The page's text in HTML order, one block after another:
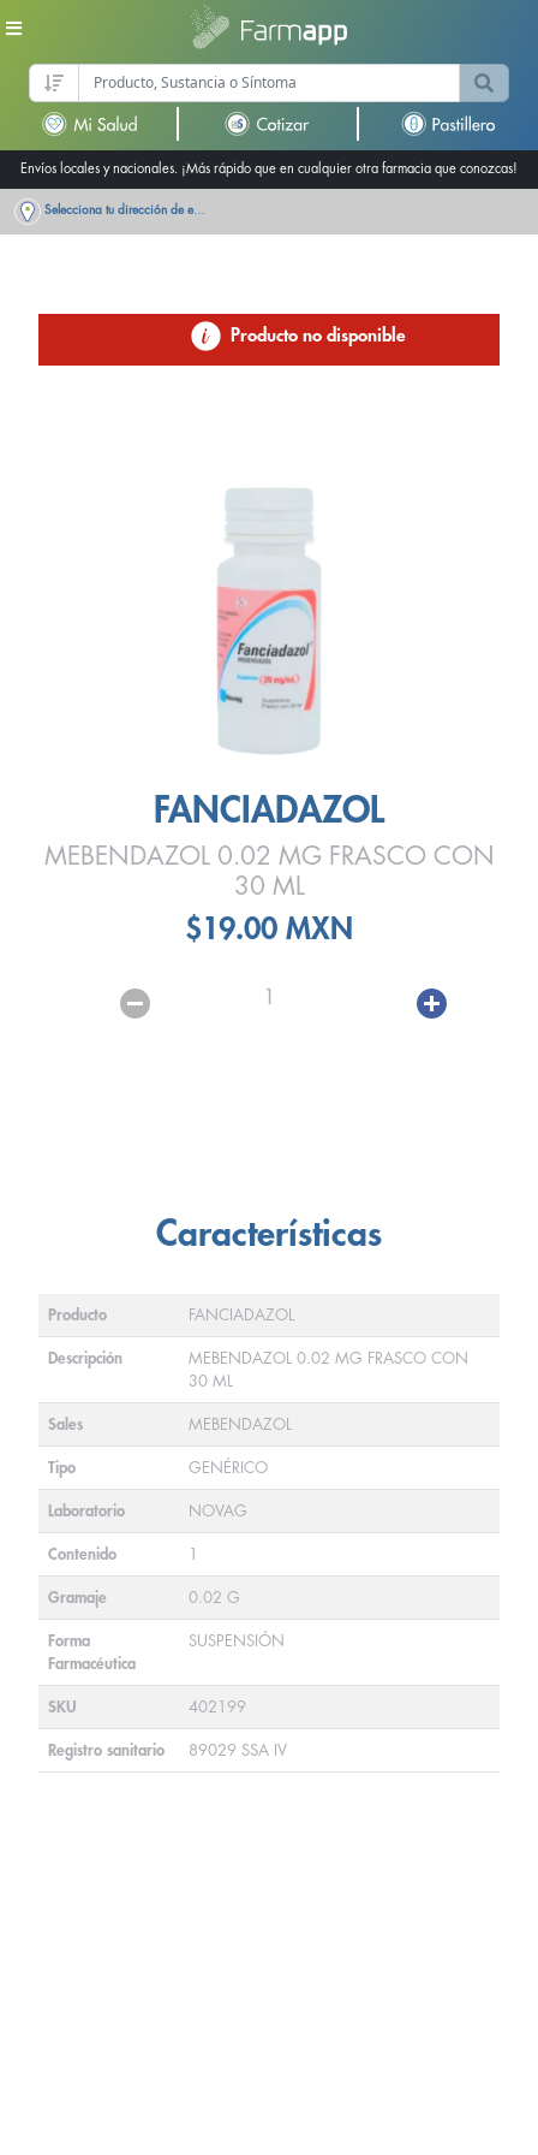
Envíos locales y nacionales. ¡Más rápido que en cualquier otra farmacia que conozcas!
Selecciona tu dirección de entrega
Producto no disponible
FANCIADAZOL
MEBENDAZOL 0.02 MG FRASCO CON
30 ML
$19.00 MXN
1
Características
Producto FANCIADAZOL
Descripción
MEBENDAZOL 0.02 MG FRASCO CON
30 ML
Sales MEBENDAZOL
Tipo GENÉRICO
Laboratorio NOVAG
Contenido 1
Gramaje 0.02 G
Forma
Farmacéutica
SUSPENSIÓN
SKU 402199
Registro sanitario 89029 SSA IV